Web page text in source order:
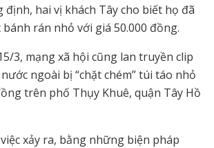
định, hai vị khách Tây cho biết họ đã
bánh rán nhỏ với giá 50.000 đồng.
3, mạng xã hội cũng lan truyền clip
ngoài bị “chặt chém” túi táo nhỏ
trên phố Thụy Khuê, quận Tây Hồ
xảy ra, bằng những biện pháp